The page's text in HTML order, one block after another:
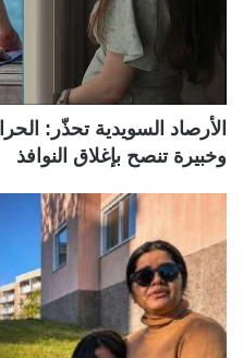
وخبيرة تنصح بإغلاق النوافذ